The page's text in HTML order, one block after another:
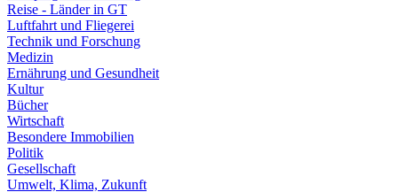
Reise - Länder in GT
Luftfahrt und Fliegerei
Technik und Forschung
Medizin
Ernährung und Gesundheit
Kultur
Bücher
Wirtschaft
Besondere Immobilien
Politik
Gesellschaft
Umwelt, Klima, Zukunft